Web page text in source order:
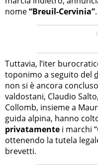
nome“Breuil-Cervinia”.
Tuttavia, l’iter
toponimo a seguito del
non si è ancora
valdostani, Claudio
Collomb, insieme a
guida alpina, hanno
privatamente i marchi
ottenendo la tutela
brevetti.